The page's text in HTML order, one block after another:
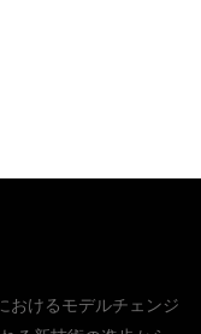
おけるモデルチェンジ